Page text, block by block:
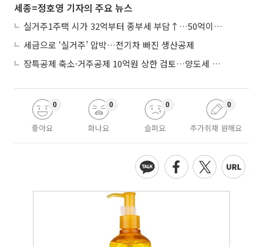
세종=정호영 기자의 주요 뉴스
실거주1주택 시가 32억부터 종부세 부담↑…50억이면 454→979만원
세금으로 ‘실거주’ 압박…전기차 빠진 생산공제
장특공제 축소·거주공제 10억원 상한 검토…양도세 실거주 중심 개편
좋아요
0
화나요
0
슬퍼요
0
추가취재 원해요
0